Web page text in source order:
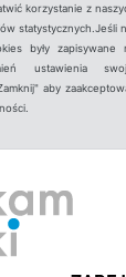
korzystanie z
statystycznych.Jeśli
były zapisywane
ustawienia
aby